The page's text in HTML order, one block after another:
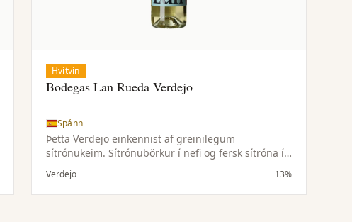
Hvítvín
Bodegas Lan Rueda Verdejo
Spánn
Þetta Verdejo einkennist af greinilegum
sítrónukeim. Sítrónubörkur í nefi og fersk sítróna í
löngu eftirbragði. Jafn hressandi og glas af
límonaði og hverfur jafn hratt. Frábær fordrykkur
sem passar einstaklega vel með geitaosti og alls
Verdejo 13%